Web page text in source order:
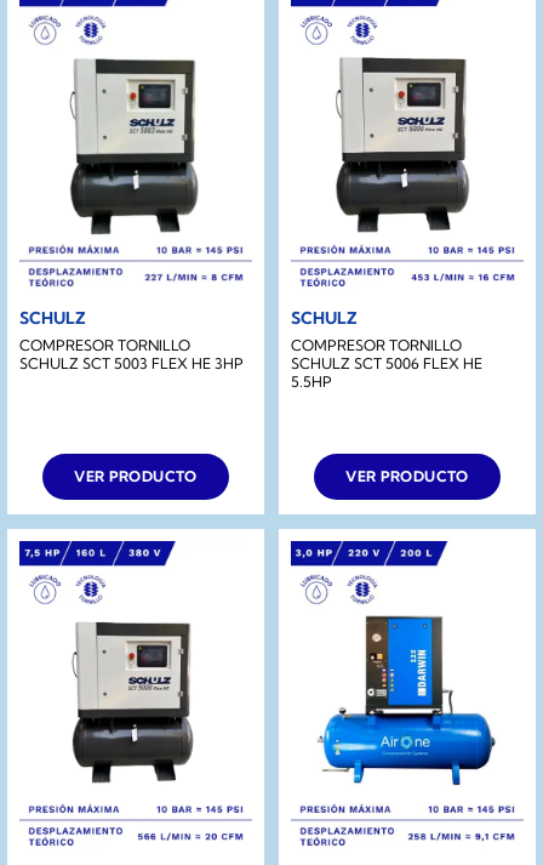
SCHULZ
COMPRESOR TORNILLO
SCHULZ SCT 5003 FLEX HE 3HP
VER PRODUCTO
SCHULZ
COMPRESOR TORNILLO
SCHULZ SCT 5006 FLEX HE
5.5HP
VER PRODUCTO